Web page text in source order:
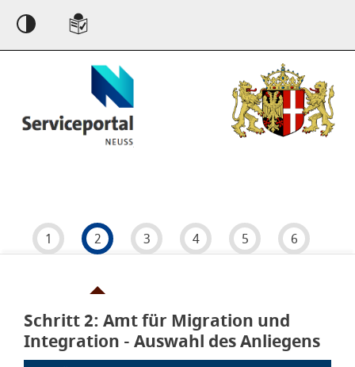
1 2 3 4 5 6
Schritt 2von 6
: Amt für Migration und
Integration - Auswahl des Anliegens